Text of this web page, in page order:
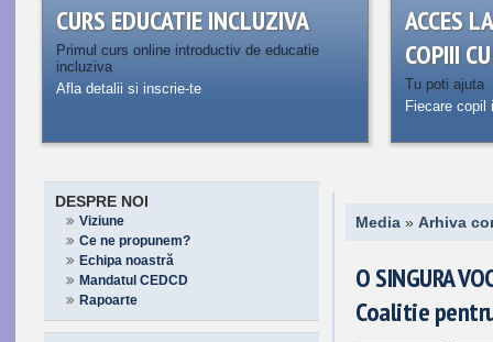
CURS EDUCATIE INCLUZIVA
Primul curs online introductiv de educatie
incluziva
Afla detalii si inscrie-te
ACCES
COPIII
Tu poti ajuta
Fiecare
DESPRE NOI
Viziune
Ce ne propunem?
Echipa noastră
Mandatul CEDCD
Rapoarte
Media » Arhiva
O SINGURA
Coalitie